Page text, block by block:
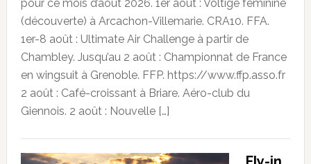
pour ce mois d’août 2026. 1er août : Voltige féminine
(découverte) à Arcachon-Villemarie. CRA10. FFA.
1er-8 août : Ultimate Air Challenge à partir de
Chambley. Jusqu’au 2 août : Championnat de France
en wingsuit à Grenoble. FFP. https://www.ffp.asso.fr
2 août : Café-croissant à Briare. Aéro-club du
Giennois. 2 août : Nouvelle […]